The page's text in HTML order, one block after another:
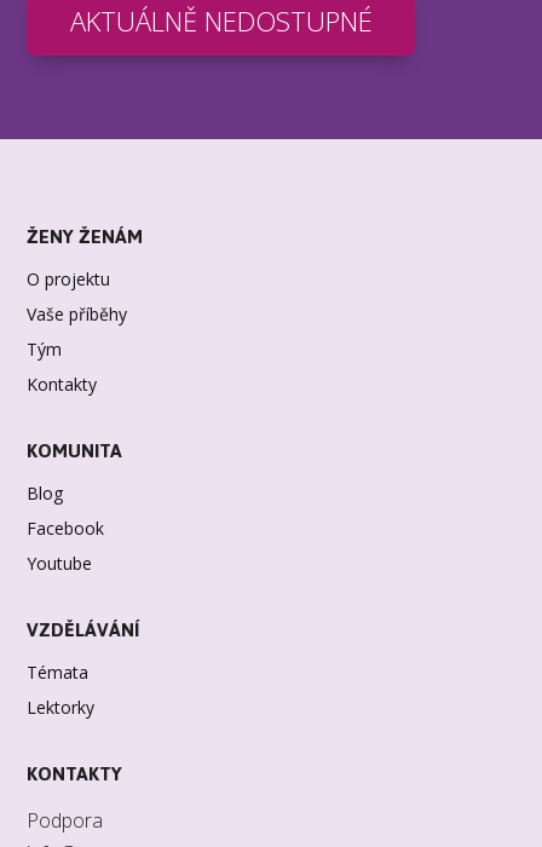
AKTUÁLNĚ NEDOSTUPNÉ
ŽENY ŽENÁM
O projektu
Vaše příběhy
Tým
Kontakty
KOMUNITA
Blog
Facebook
Youtube
VZDĚLÁVÁNÍ
Témata
Lektorky
KONTAKTY
Podpora